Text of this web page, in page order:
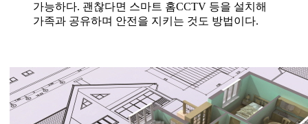
가능하다. 괜찮다면 스마트 홈CCTV 등을 설치해
가족과 공유하며 안전을 지키는 것도 방법이다.